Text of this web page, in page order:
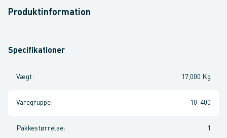
Produktinformation
Specifikationer
Vægt: 17,000 Kg
Varegruppe: 10-400
Pakkestørrelse: 1